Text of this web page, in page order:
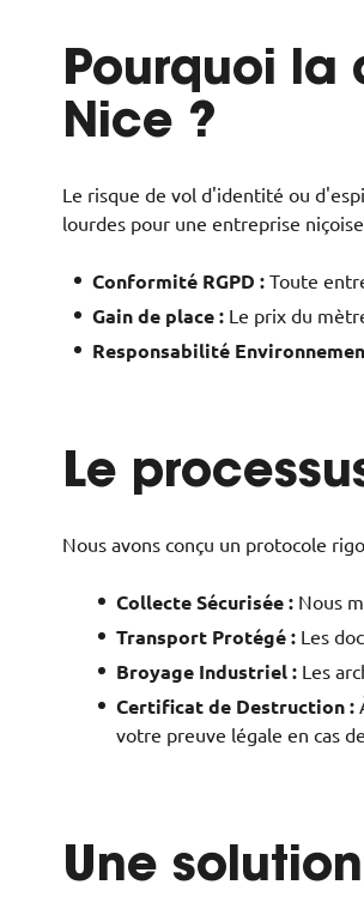
Pourquoi la
Nice ?
Le risque de vol d'identité ou
lourdes pour une entreprise
Conformité RGPD : Toute
Gain de place : Le prix du
Responsabilité
Le
Nous avons conçu un protocole
Collecte Sécurisée : Nous
Transport Protégé : Les
Broyage Industriel : Les
Certificat de Destruction :
votre preuve légale en cas
Une